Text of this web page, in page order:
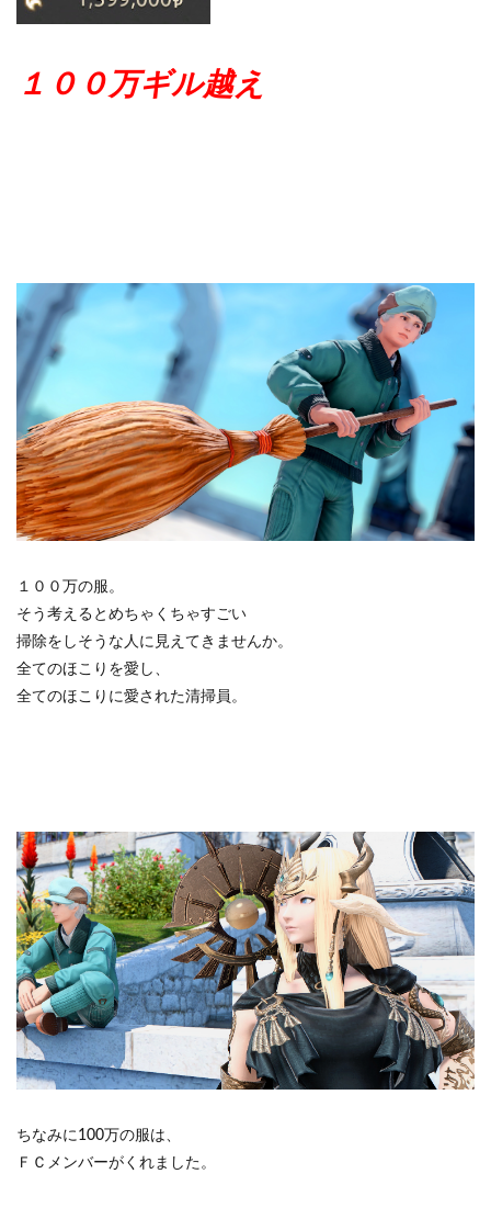
１００万ギル越え
１００万の服。
そう考えるとめちゃくちゃすごい
掃除をしそうな人に見えてきませんか。
全てのほこりを愛し、
全てのほこりに愛された清掃員。
ちなみに100万の服は、
ＦＣメンバーがくれました。